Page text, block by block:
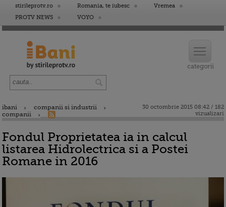
stirileprotv.ro Romania, te iubesc
Vremea
PROTV NEWS
VOYO
ibani
companii si industrii
companii
30 octombrie 2015 08:42 / 182
vizualizari
Fondul Proprietatea ia in calcul
listarea Hidrolectrica si a Postei
Romane in 2016